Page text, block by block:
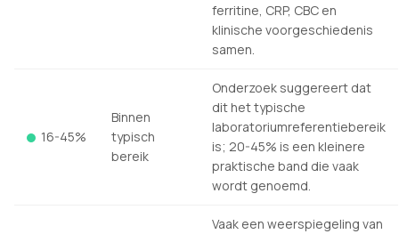
ferritine, CRP, CBC en
klinische voorgeschiedenis
samen.
16-45%
Binnen
typisch
bereik
Onderzoek suggereert dat
dit het typische
laboratoriumreferentiebereik
is; 20-45% is een kleinere
praktische band die vaak
wordt genoemd.
Vaak een weerspiegeling van